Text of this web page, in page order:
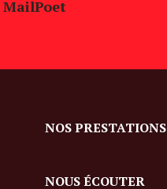
MailPoet
NOS PRESTATIONS
NOUS ÉCOUTER